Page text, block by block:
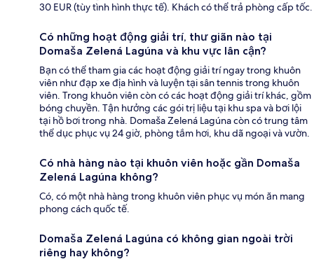
30 EUR (tùy tình hình thực tế). Khách có thể trả phòng cấp tốc.
Có những hoạt động giải trí, thư giãn nào tại
Domaša Zelená Lagúna và khu vực lân cận?
Bạn có thể tham gia các hoạt động giải trí ngay trong khuôn
viên như đạp xe địa hình và luyện tại sân tennis trong khuôn
viên. Trong khuôn viên còn có các hoạt động giải trí khác, gồm
bóng chuyền. Tận hưởng các gói trị liệu tại khu spa và bơi lội
tại hồ bơi trong nhà. Domaša Zelená Lagúna còn có trung tâm
thể dục phục vụ 24 giờ, phòng tắm hơi, khu dã ngoại và vườn.
Có nhà hàng nào tại khuôn viên hoặc gần Domaša
Zelená Lagúna không?
Có, có một nhà hàng trong khuôn viên phục vụ món ăn mang
phong cách quốc tế.
Domaša Zelená Lagúna có không gian ngoài trời
riêng hay không?